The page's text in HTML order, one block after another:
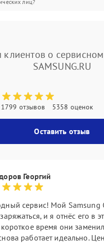
лиц?
о
SAMSUNG.RU
1799 отзывов 5358 оценок
Оставить отзыв
Георгий
сервис! Мой Samsung
и я отнёс его в
короткое время они
работает идеально.